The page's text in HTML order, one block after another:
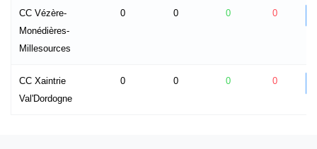
CC Vézère-
Monédières-
Millesources
0 0 0 0
CC Xaintrie
Val'Dordogne
0 0 0 0